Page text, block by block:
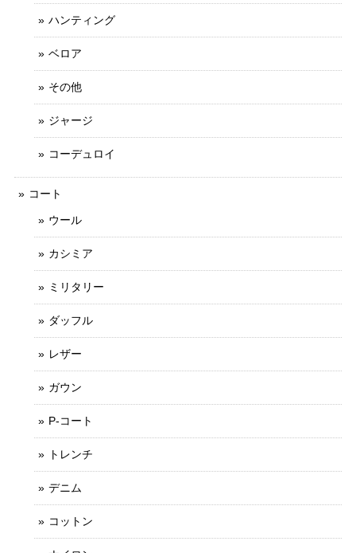
ハンティング
ベロア
その他
ジャージ
コーデュロイ
コート
ウール
カシミア
ミリタリー
ダッフル
レザー
ガウン
P-コート
トレンチ
デニム
コットン